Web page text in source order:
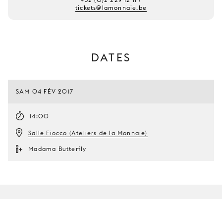
tickets@lamonnaie.be
DATES
SAM 04 FÉV 2017
14:00
Salle Fiocco (Ateliers de la Monnaie)
Madama Butterfly